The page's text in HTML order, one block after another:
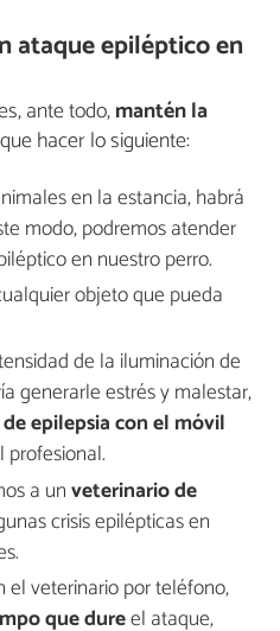
ataque epiléptico en
ante todo,mantén la
hacer lo siguiente:
en la estancia, habrá
modo, podremos atender
en nuestro perro.
objeto que pueda
de la iluminación de
generarle estrés y malestar,
epilepsia con el móvil
profesional.
a unveterinario de
crisis epilépticas en
el veterinario por teléfono,
que dureel ataque,